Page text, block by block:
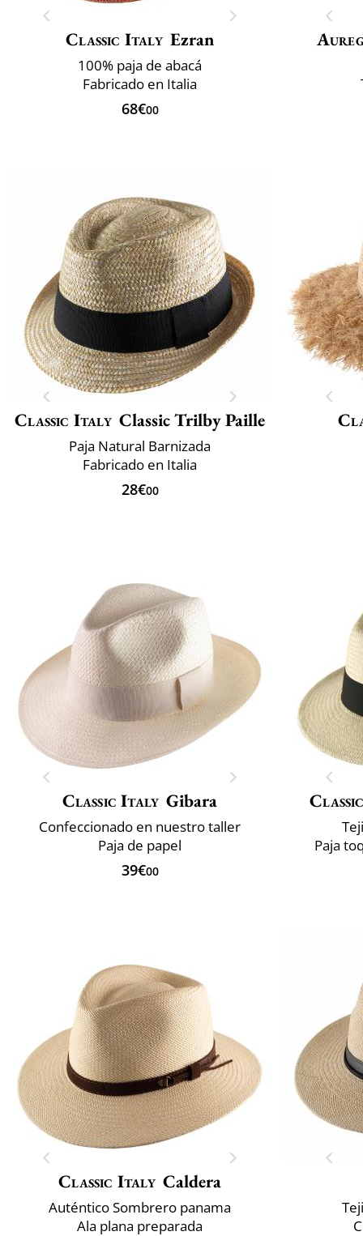
Classic Italy Ezran
100% paja de abacá
Fabricado en Italia
68€00
Classic Italy Classic Trilby Paille
Paja Natural Barnizada
Fabricado en Italia
28€00
Classic Italy Gibara
Confeccionado en nuestro taller
Paja de papel
39€00
Paja
Classic Italy Caldera
Auténtico Sombrero panama
Ala plana preparada